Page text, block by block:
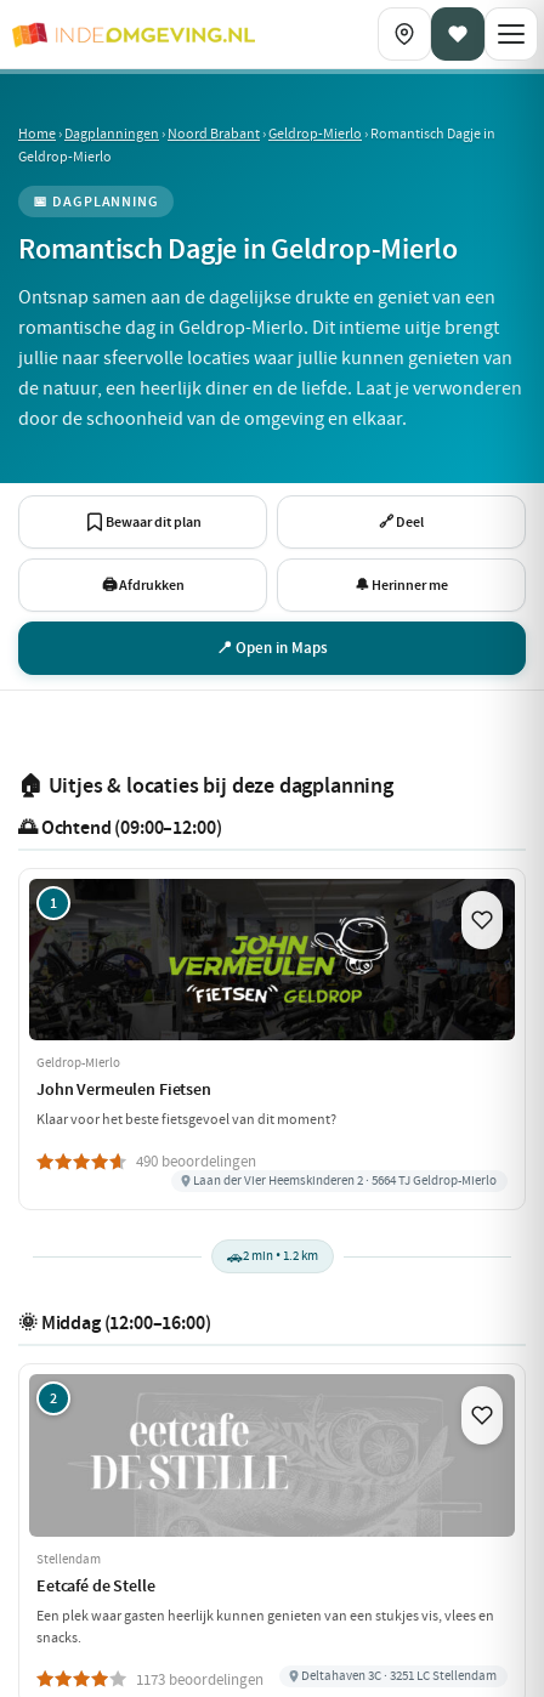
Home›Dagplanningen›Noord Brabant›Geldrop-Mierlo›Romantisch Dagje in
Geldrop-Mierlo
📅 DAGPLANNING
Romantisch Dagje in Geldrop-Mierlo
Ontsnap samen aan de dagelijkse drukte en geniet van een
romantische dag in Geldrop-Mierlo. Dit intieme uitje brengt
jullie naar sfeervolle locaties waar jullie kunnen genieten van
de natuur, een heerlijk diner en de liefde. Laat je verwonderen
door de schoonheid van de omgeving en elkaar.
📍 Open in Maps
Bewaar dit plan 🔗 Deel
🖨 Afdrukken 🔔 Herinner me
🏠 Uitjes & locaties bij deze dagplanning
🌅 Ochtend (09:00–12:00)
1
Geldrop-Mierlo
John Vermeulen Fietsen
Klaar voor het beste fietsgevoel van dit moment?
490 beoordelingen
Laan der Vier Heemskinderen 2 · 5664 TJ Geldrop-Mierlo
🚗2 min • 1.2 km
🌞 Middag (12:00–16:00)
2
Stellendam
Eetcafé de Stelle
Een plek waar gasten heerlijk kunnen genieten van een stukjes vis, vlees en
snacks.
1173 beoordelingen Deltahaven 3C · 3251 LC Stellendam